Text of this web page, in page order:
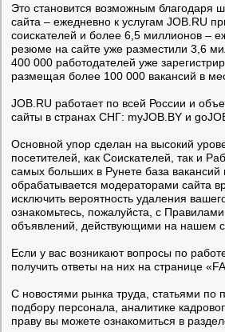
Это становится возможным благодаря
сайта – ежедневно к услугам JOB.RU
соискателей и более 6,5 миллионов –
резюме на сайте уже разместили 3,6
400 000 работодателей уже
размещая более 100 000 вакансий в
JOB.RU работает по всей России и
сайты в странах СНГ: myJOB.BY и
Основной упор сделан на высокий
посетителей, как Соискателей, так и
самых больших в Рунете база
обрабатывается модераторами сайта
исключить вероятность удаления
ознакомьтесь, пожалуйста, с
объявлений, действующими на нашем
Если у вас возникают вопросы по
получить ответы на них на странице
С новостями рынка труда, статьями по
подбору персонала, аналитике
праву вы можете ознакомиться в